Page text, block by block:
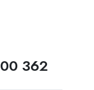
362